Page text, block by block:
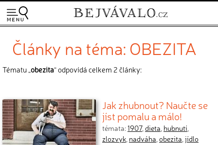
Články na téma: OBEZITA
Tématu „obezita“ odpovídá celkem 2 články:
Jak zhubnout? Naučte se
jíst pomalu a málo!
témata:1907,dieta, hubnutí,
zlozvyk, nadváha,obezita,jídlo